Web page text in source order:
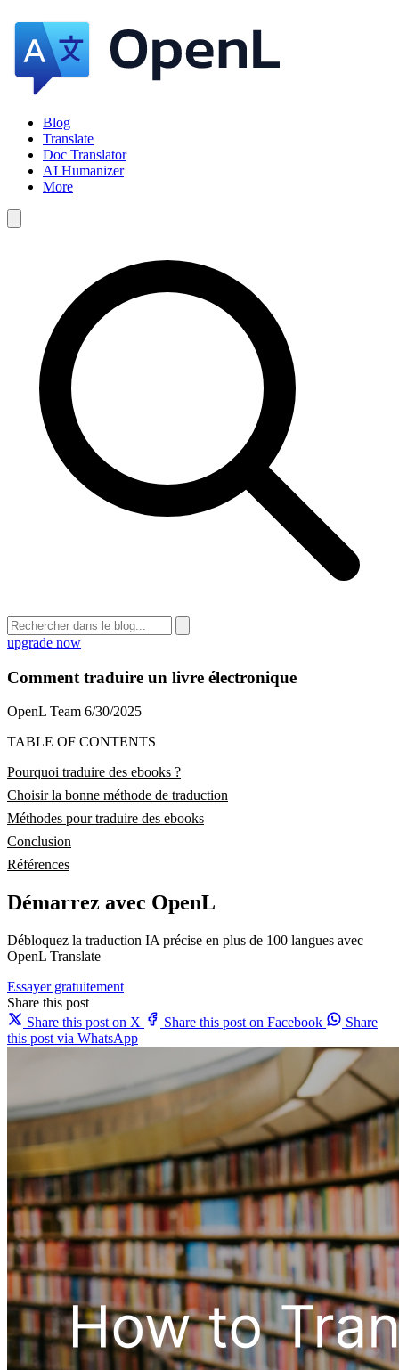
Blog
Translate
Doc Translator
AI Humanizer
More
upgrade now
Comment traduire un livre électronique
OpenL Team 6/30/2025
TABLE OF CONTENTS
Pourquoi traduire des ebooks ?
Choisir la bonne méthode de traduction
Méthodes pour traduire des ebooks
Conclusion
Références
Démarrez avec OpenL
Débloquez la traduction IA précise en plus de 100 langues avec
OpenL Translate
Essayer gratuitement
Share this post
Share this post on X
Share this post on Facebook
Share
this post via WhatsApp